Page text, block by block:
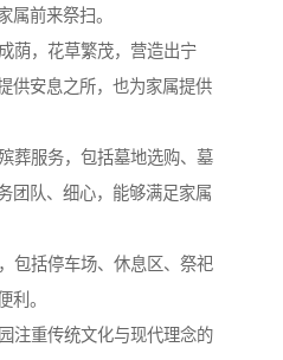
属前来祭扫。
荫，花草繁茂，营造出宁
供安息之所，也为家属提供
葬服务，包括墓地选购、墓
团队、细心，能够满足家属
包括停车场、休息区、祭祀
利。
注重传统文化与现代理念的